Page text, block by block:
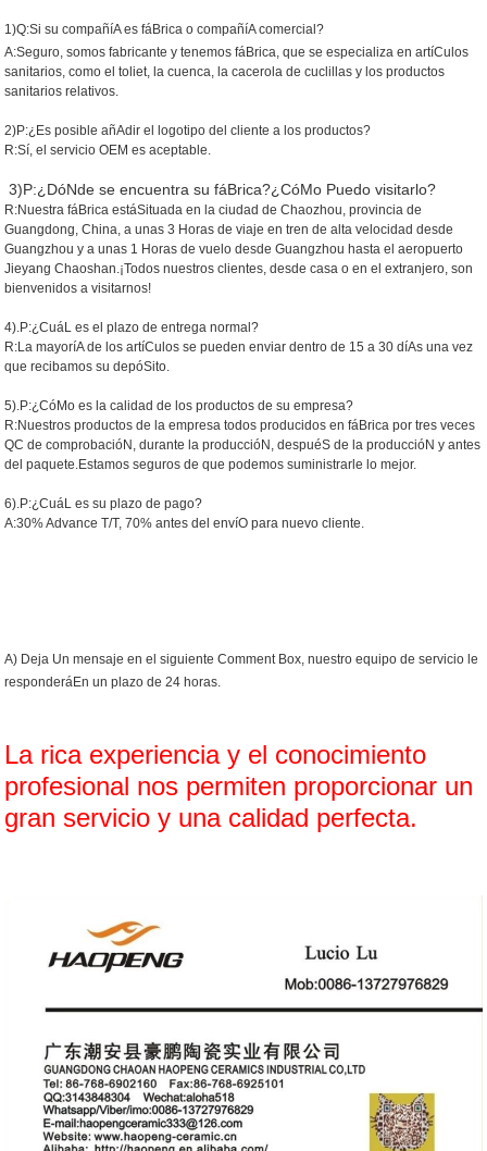
1)Q:Si su compañíA es fáBrica o compañíA comercial?
A:Seguro, somos fabricante y tenemos fáBrica, que se especializa en artíCulos
sanitarios, como el toliet, la cuenca, la cacerola de cuclillas y los productos
sanitarios relativos.
2)P:¿Es posible añAdir el logotipo del cliente a los productos?
R:Sí, el servicio OEM es aceptable.
3)P:¿DóNde se encuentra su fáBrica?¿CóMo Puedo visitarlo?
R:Nuestra fáBrica estáSituada en la ciudad de Chaozhou, provincia de
Guangdong, China, a unas 3 Horas de viaje en tren de alta velocidad desde
Guangzhou y a unas 1 Horas de vuelo desde Guangzhou hasta el aeropuerto
Jieyang Chaoshan.¡Todos nuestros clientes, desde casa o en el extranjero, son
bienvenidos a visitarnos!
4).P:¿CuáL es el plazo de entrega normal?
R:La mayoríA de los artíCulos se pueden enviar dentro de 15 a 30 díAs una vez
que recibamos su depóSito.
5).P:¿CóMo es la calidad de los productos de su empresa?
R:Nuestros productos de la empresa todos producidos en fáBrica por tres veces
QC de comprobacióN, durante la produccióN, despuéS de la produccióN y antes
del paquete.Estamos seguros de que podemos suministrarle lo mejor.
6).P:¿CuáL es su plazo de pago?
A:30% Advance T/T, 70% antes del envíO para nuevo cliente.
A) Deja Un mensaje en el siguiente Comment Box, nuestro equipo de servicio le
responderáEn un plazo de 24 horas.
La rica experiencia y el conocimiento
profesional nos permiten proporcionar un
gran servicio y una calidad perfecta.